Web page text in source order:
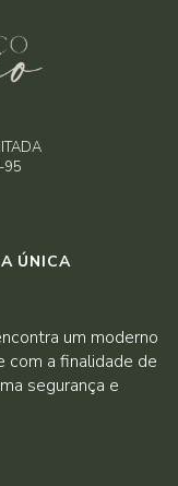
95
ÚNICA
um moderno
com a finalidade de
segurança e